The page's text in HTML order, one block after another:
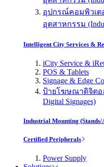
อุปกรณ์คอมพิวเต
อุตสาหกรรม
Intelligent City Services &
iCity Service &
POS & Tablets
Signage & Edge
ป้ายโฆษณาดิจิตอ
Digital Signages)
Industrial Mounting
Certified Peripherals
Power Supply